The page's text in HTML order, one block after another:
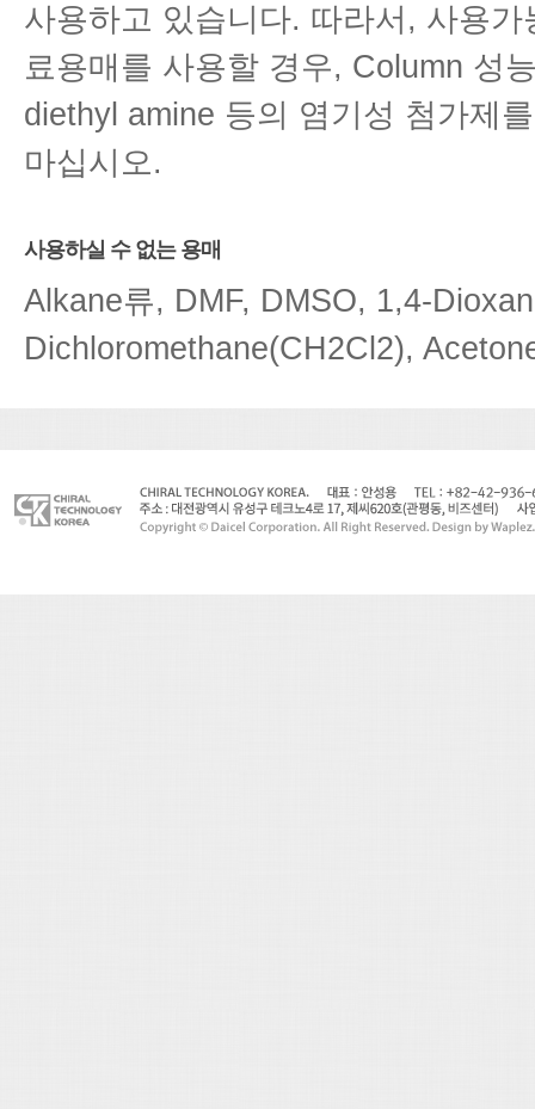
사용하고 있습니다. 따라서, 사용
료용매를 사용할 경우, Column 성
diethyl amine 등의 염기성 첨가제
마십시오.
사용하실 수 없는 용매
Alkane류, DMF, DMSO, 1,4-
Dichloromethane(CH2Cl2),